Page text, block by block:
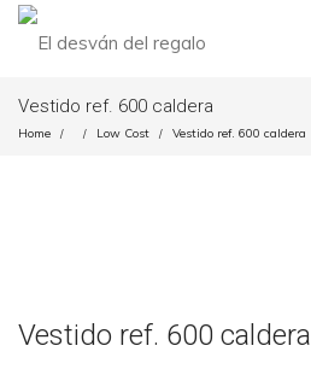
Vestido ref. 600 caldera
Home / / Low Cost / Vestido ref. 600 caldera
Vestido ref. 600 caldera